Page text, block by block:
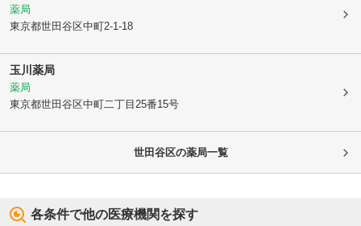
薬局
東京都世田谷区中町2-1-18
玉川薬局
薬局
東京都世田谷区中町二丁目25番15号
世田谷区の薬局一覧
各条件で他の医療機関を探す